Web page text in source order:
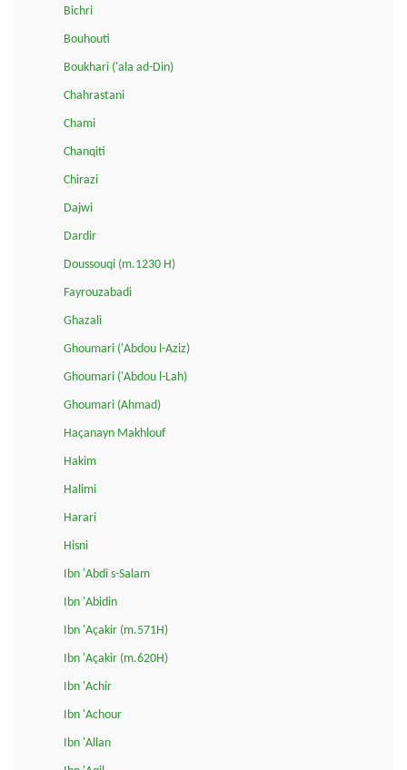
Bichri
Bouhouti
Boukhari ('ala ad-Din)
Chahrastani
Chami
Chanqiti
Chirazi
Dajwi
Dardir
Doussouqi (m.1230 H)
Fayrouzabadi
Ghazali
Ghoumari ('Abdou l-Aziz)
Ghoumari ('Abdou l-Lah)
Ghoumari (Ahmad)
Haçanayn Makhlouf
Hakim
Halimi
Harari
Hisni
Ibn 'Abdi s-Salam
Ibn 'Abidin
Ibn 'Açakir (m.571H)
Ibn 'Açakir (m.620H)
Ibn 'Achir
Ibn 'Achour
Ibn 'Allan